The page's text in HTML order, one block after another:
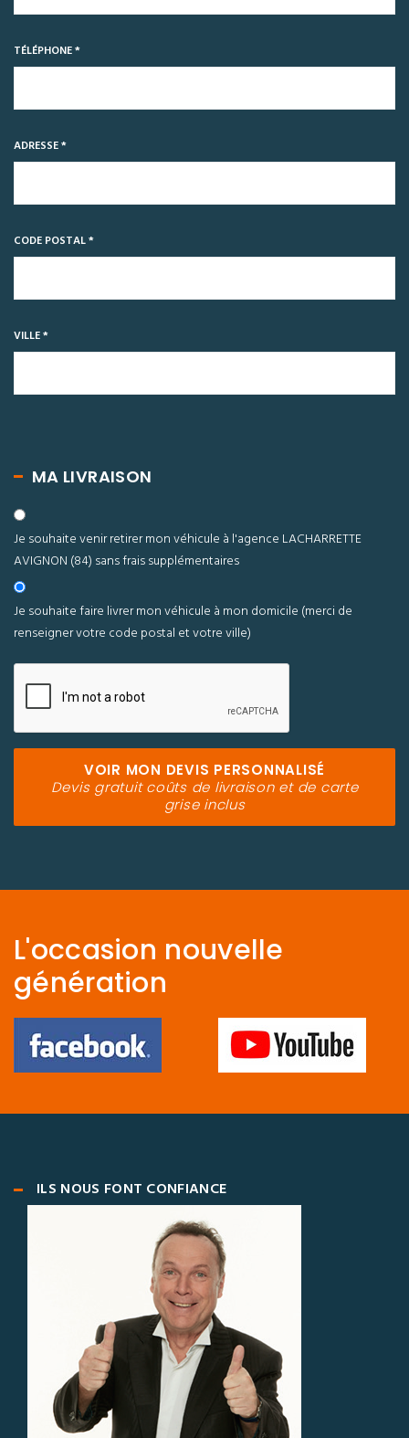
TÉLÉPHONE *
ADRESSE *
CODE POSTAL *
VILLE *
MA LIVRAISON
Je souhaite venir retirer mon véhicule à l'agence LACHARRETTE
AVIGNON (84) sans frais supplémentaires
Je souhaite faire livrer mon véhicule à mon domicile (merci de
renseigner votre code postal et votre ville)
VOIR MON DEVIS PERSONNALISÉ
Devis gratuit coûts de livraison et de carte
grise inclus
L'occasion nouvelle
génération
ILS NOUS FONT CONFIANCE